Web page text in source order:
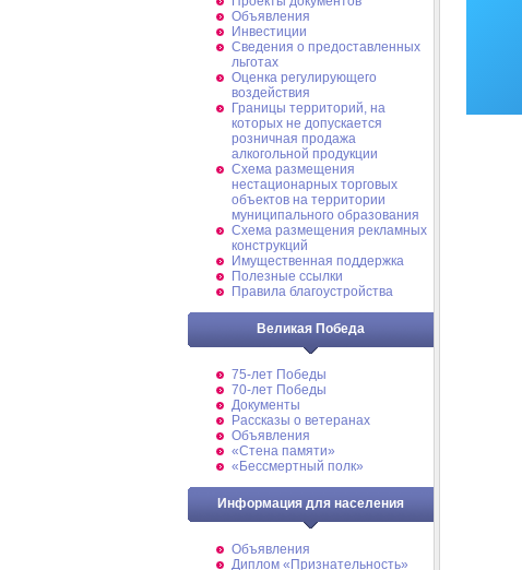
Объявления
Инвестиции
Сведения о предоставленных
льготах
Оценка регулирующего
воздействия
Границы территорий, на
которых не допускается
розничная продажа
алкогольной продукции
Схема размещения
нестационарных торговых
объектов на территории
муниципального образования
Схема размещения рекламных
конструкций
Имущественная поддержка
Полезные ссылки
Правила благоустройства
Великая Победа
75-лет Победы
70-лет Победы
Документы
Рассказы о ветеранах
Объявления
«Стена памяти»
«Бессмертный полк»
Информация для населения
Объявления
Диплом «Признательность»